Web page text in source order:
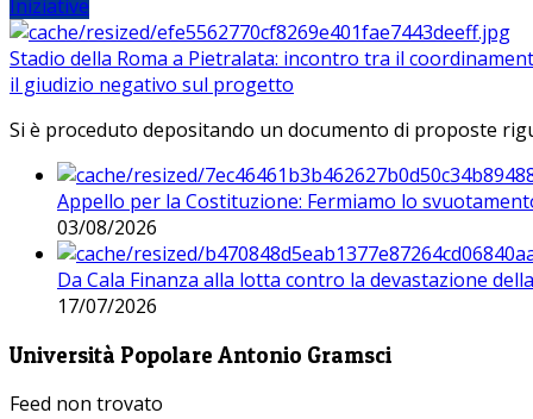
Iniziative
Stadio della Roma a Pietralata: incontro tra il
il giudizio negativo sul progetto
Si è proceduto depositando un documento di proposte
Appello per la Costituzione: Fermiamo lo
03/08/2026
Da Cala Finanza alla lotta contro la devastazione
17/07/2026
Università Popolare Antonio Gramsci
Feed non trovato